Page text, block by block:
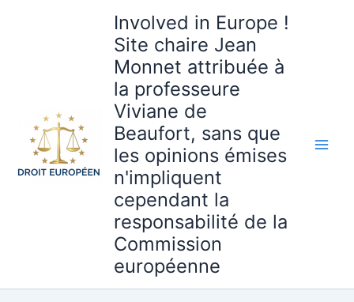
Involved in Europe !
Site chaire Jean
Monnet attribuée à
la professeure
Viviane de
Beaufort, sans que
les opinions émises
n'impliquent
cependant la
responsabilité de la
Commission
européenne